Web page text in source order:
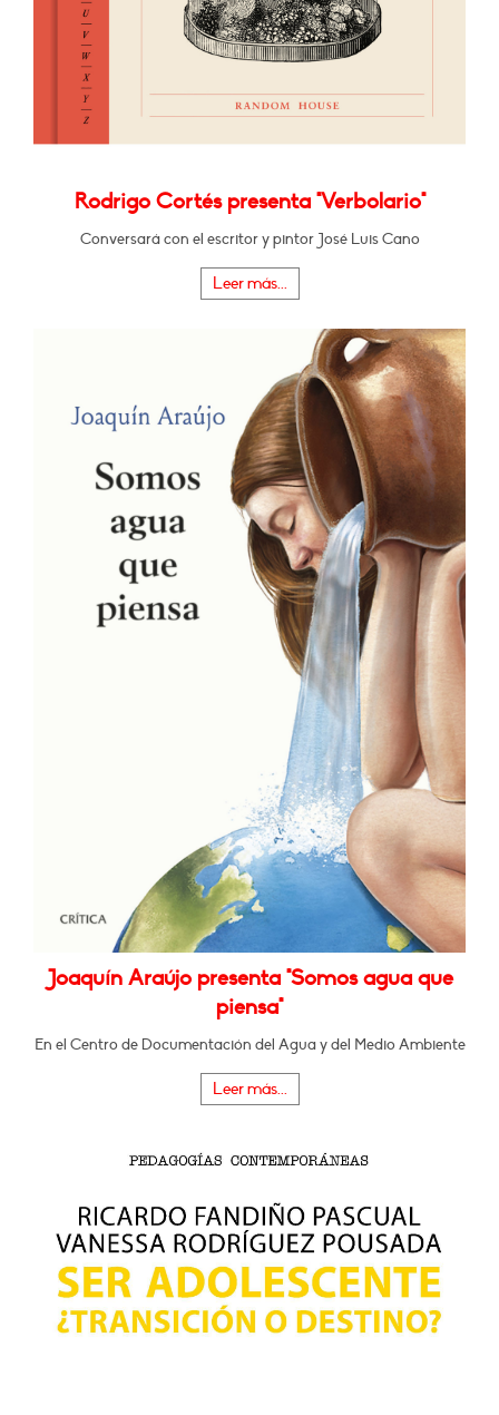
Rodrigo Cortés presenta "Verbolario"
Conversará con el escritor y pintor José Luis Cano
Leer más...
Joaquín Araújo presenta "Somos agua que
piensa"
En el Centro de Documentación del Agua y del Medio Ambiente
Leer más...